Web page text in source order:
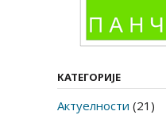
КАТЕГОРИЈЕ
Актуелности (21)